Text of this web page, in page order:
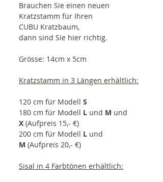
Brauchen Sie einen neuen
Kratzstamm für Ihren
CUBU Kratzbaum,
dann sind Sie hier richtig.
Grösse: 14cm x 5cm
Kratzstamm in 3 Längen erhältlich:
120 cm für Modell S
180 cm für Modell L und M und
X (Aufpreis 15,- €)
200 cm für Modell L und
M (Aufpreis 20,- €)
Sisal in 4 Farbtönen erhältlich: